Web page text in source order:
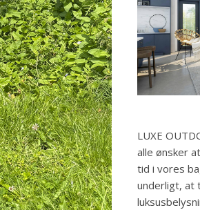
LUXE
alle ønsker
tid i vores
underligt, at